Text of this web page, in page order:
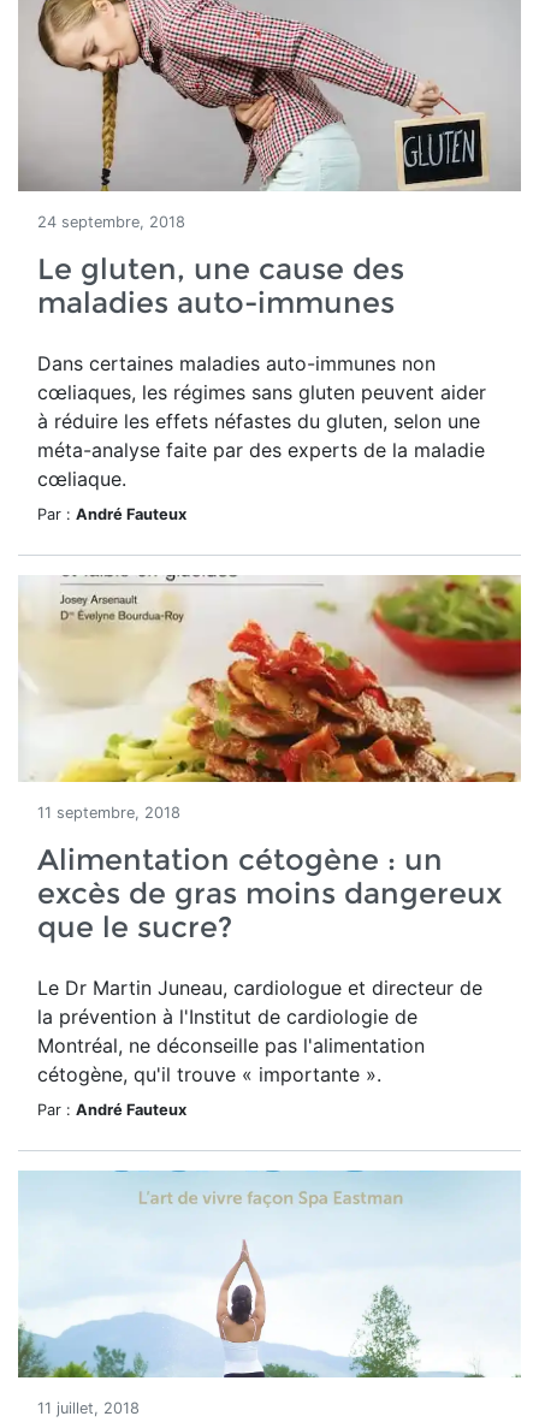
24 septembre, 2018
Le gluten, une cause des
maladies auto-immunes
Dans certaines maladies auto-immunes non
cœliaques, les régimes sans gluten peuvent aider
à réduire les effets néfastes du gluten, selon une
méta-analyse faite par des experts de la maladie
cœliaque.
Par : André Fauteux
11 septembre, 2018
Alimentation cétogène : un
excès de gras moins dangereux
que le sucre?
Le Dr Martin Juneau, cardiologue et directeur de
la prévention à l'Institut de cardiologie de
Montréal, ne déconseille pas l'alimentation
cétogène, qu'il trouve « importante ».
Par : André Fauteux
11 juillet, 2018